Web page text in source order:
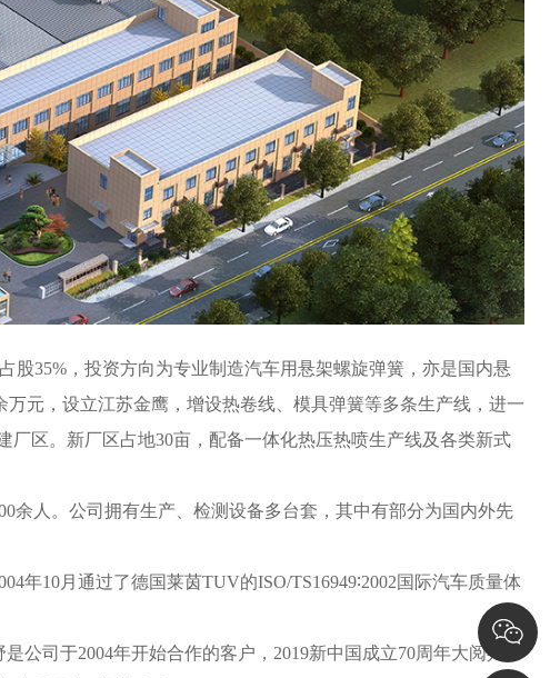
股35%，投资方向为专业制造汽车用悬架螺旋弹簧，亦是国内悬
元，设立江苏金鹰，增设热卷线、模具弹簧等多条生产线，进一
区。新厂区占地30亩，配备一体化热压热喷生产线及各类新式
余人。公司拥有生产、检测设备多台套，其中有部分为国内外先
10月通过了德国莱茵TUV的ISO/TS16949∶2002国际汽车质量体
司于2004年开始合作的客户，2019新中国成立70周年大阅兵